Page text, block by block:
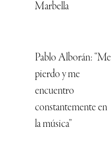
Marbella
Pablo Alborán: “Me
pierdo y me
encuentro
constantemente en
la música”